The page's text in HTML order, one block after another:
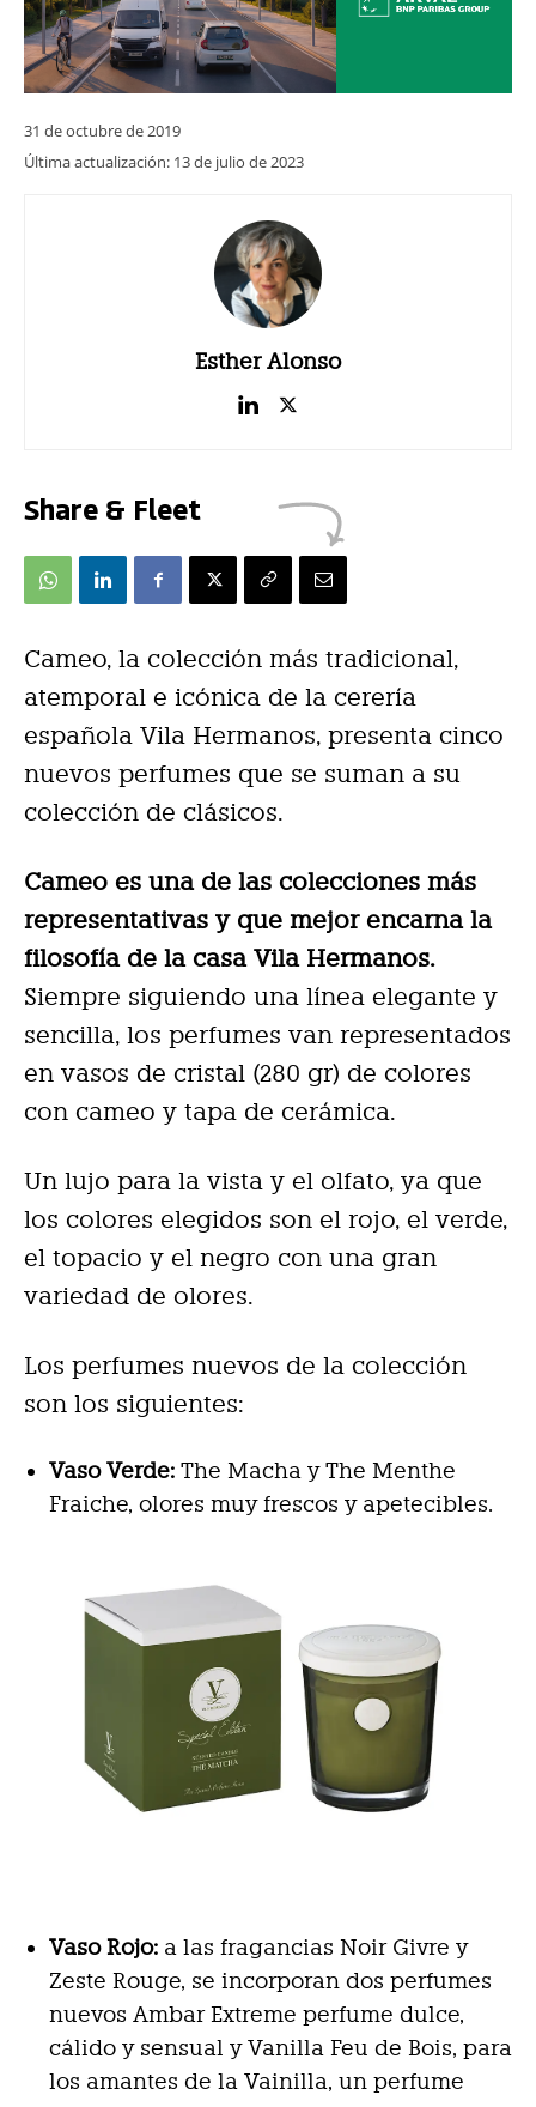
31 de octubre de 2019
Última actualización: 13 de julio de 2023
Esther Alonso
Share & Fleet
Cameo, la colección más tradicional,
atemporal e icónica de la cerería
española Vila Hermanos, presenta cinco
nuevos perfumes que se suman a su
colección de clásicos.
Cameo es una de las colecciones más
representativas y que mejor encarna la
filosofía de la casa Vila Hermanos.
Siempre siguiendo una línea elegante y
sencilla, los perfumes van representados
en vasos de cristal (280 gr) de colores
con cameo y tapa de cerámica.
Un lujo para la vista y el olfato, ya que
los colores elegidos son el rojo, el verde,
el topacio y el negro con una gran
variedad de olores.
Los perfumes nuevos de la colección
son los siguientes:
Vaso Verde: The Macha y The Menthe
Fraiche, olores muy frescos y apetecibles.
Vaso Rojo: a las fragancias Noir Givre y
Zeste Rouge, se incorporan dos perfumes
nuevos Ambar Extreme perfume dulce,
cálido y sensual y Vanilla Feu de Bois, para
los amantes de la Vainilla, un perfume